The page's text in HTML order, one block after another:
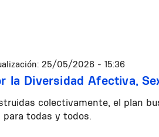
25/05/2026 - 15:36
la Diversidad Afectiva,
colectivamente, el plan
todas y todos.